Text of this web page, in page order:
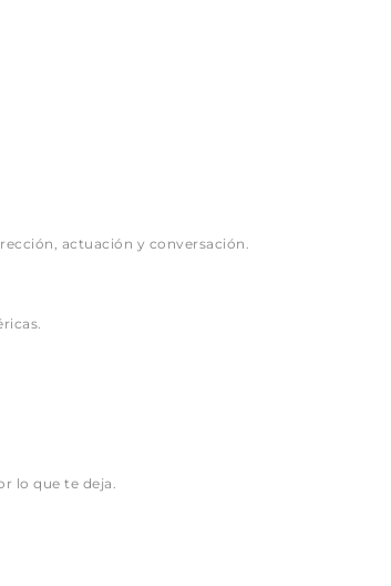
actuación y conversación.
lo que te deja.